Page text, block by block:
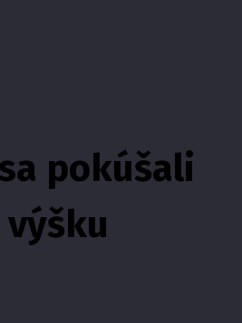
pokúšali